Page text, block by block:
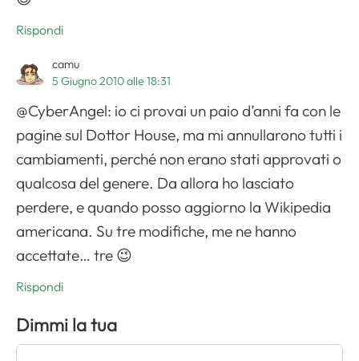
Rispondi
camu
5 Giugno 2010 alle 18:31
@CyberAngel: io ci provai un paio d’anni fa con le
pagine sul Dottor House, ma mi annullarono tutti i
cambiamenti, perché non erano stati approvati o
qualcosa del genere. Da allora ho lasciato
perdere, e quando posso aggiorno la Wikipedia
americana. Su tre modifiche, me ne hanno
accettate… tre 😉
Rispondi
Dimmi la tua